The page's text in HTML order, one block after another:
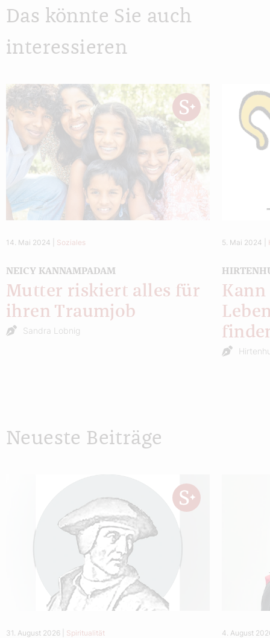
Das könnte Sie auch
interessieren
14. Mai 2024 Soziales
NEICY KANNAMPADAM
Mutter riskiert alles für
ihren Traumjob
Sandra Lobnig
5. Mai 2024
Kann
Neueste Beiträge
31. August 2026 Spiritualität 4. August